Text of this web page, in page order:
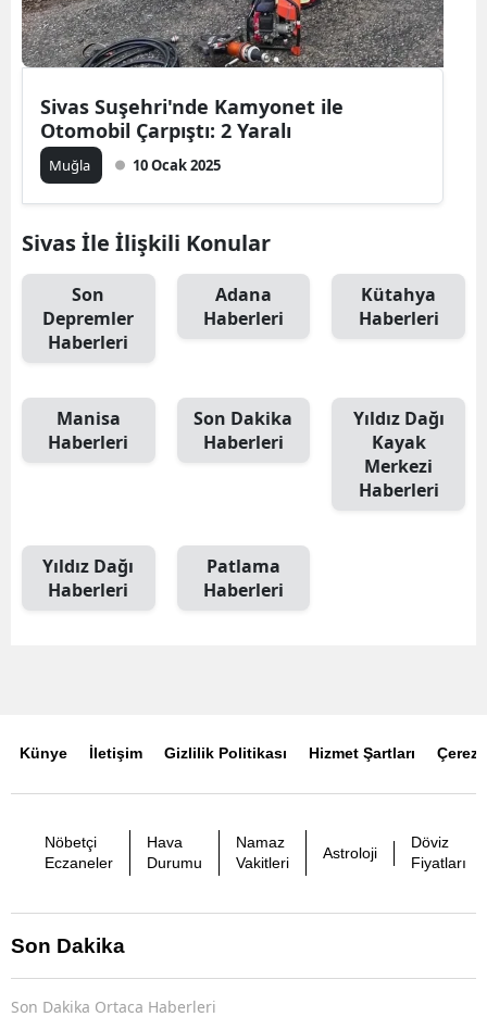
Sivas Suşehri'nde Kamyonet ile
Otomobil Çarpıştı: 2 Yaralı
Muğla 10 Ocak 2025
Sivas İle İlişkili Konular
Son
Depremler
Haberleri
Adana
Haberleri
Kütahya
Haberleri
Manisa
Haberleri
Son Dakika
Haberleri
Yıldız Dağı
Kayak
Merkezi
Haberleri
Yıldız Dağı
Haberleri
Patlama
Haberleri
Künye İletişim Gizlilik Politikası Hizmet Şartları Çerez
Nöbetçi
Eczaneler
Hava
Durumu
Namaz
Vakitleri
Astroloji
Döviz
Fiyatları
Son Dakika
Son Dakika Ortaca Haberleri